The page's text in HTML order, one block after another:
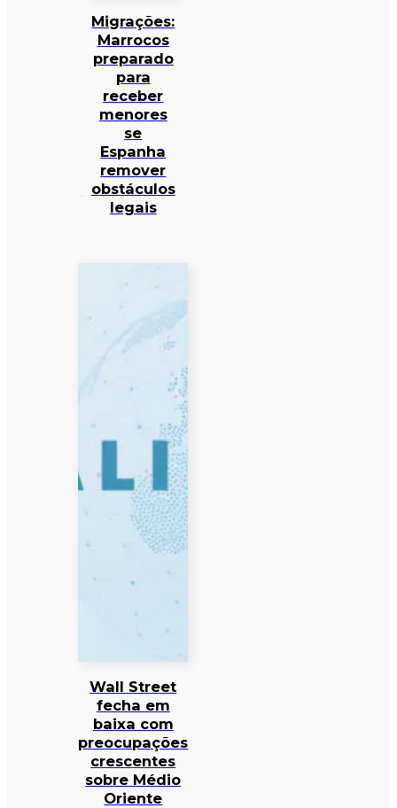
Migrações:
Marrocos
preparado
para
receber
menores
se
Espanha
remover
obstáculos
legais
Wall Street
fecha em
baixa com
preocupações
crescentes
sobre Médio
Oriente